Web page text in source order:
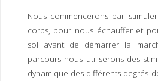
Nous commencerons par
corps, pour nous échauffer et
soi avant de démarrer la
parcours nous utiliserons des
dynamique des différents degrés